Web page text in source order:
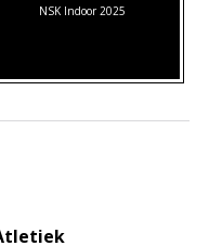
NSK Indoor 2025